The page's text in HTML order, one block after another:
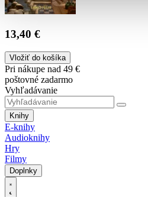
13,40 €
Vložiť do košíka
Pri nákupe nad 49 €
poštovné zadarmo
Vyhľadávanie
Knihy
E-knihy
Audioknihy
Hry
Filmy
Doplnky